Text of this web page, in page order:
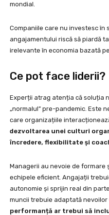
mondial.
Companiile care nu investesc în
angajamentului riscă să piardă
irelevante în economia bazată
Ce pot face liderii?
Experții atrag atenția că soluția
„normalul” pre-pandemic. Este
care organizațiile
dezvoltarea unei culturi
încredere, flexibilitate și
Managerii au nevoie de
echipele eficient. Angajații
autonomie și sprijin real din
muncii trebuie adaptată nevoilor
performanță ar trebui să